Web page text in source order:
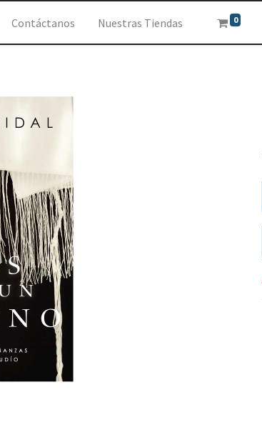
Contáctanos Nuestras Tiendas 0